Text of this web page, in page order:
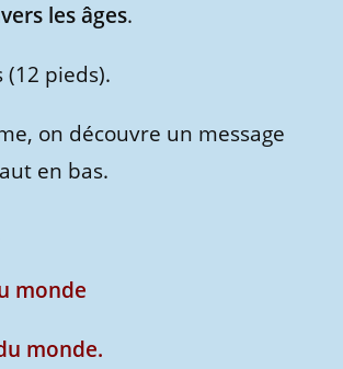
les âges.
pieds).
on découvre un message
en bas.
monde
monde.